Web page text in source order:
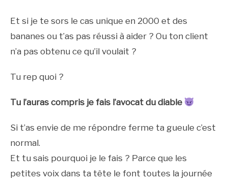
Et si je te sors le cas unique en 2000 et des
bananes ou t’as pas réussi à aider ? Ou ton client
n’a pas obtenu ce qu’il voulait ?
Tu rep quoi ?
Tu l’auras compris je fais l’avocat du diable
Si t’as envie de me répondre ferme ta gueule c’est
normal.
Et tu sais pourquoi je le fais ? Parce que les
petites voix dans ta tête le font toutes la journée